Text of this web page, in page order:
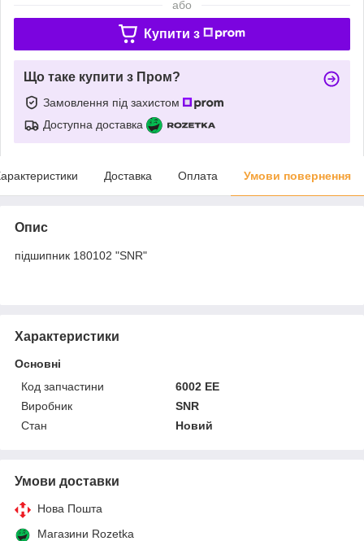
або
Купити з
Що таке купити з Пром?
Замовлення під захистом
Доступна доставка
Доставка Оплата Умови повернення
Опис
підшипник 180102 "SNR"
Характеристики
Основні
Код запчастини
6002 EE
Виробник
SNR
Стан
Новий
Умови доставки
Нова Пошта
Магазини Rozetka